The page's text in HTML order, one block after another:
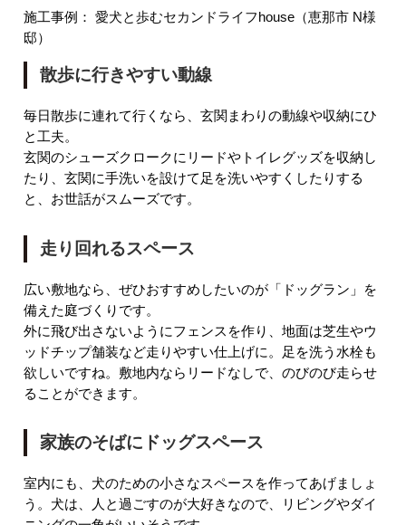
施工事例：愛犬と歩むセカンドライフhouse（恵那市 N様
邸）
散歩に行きやすい動線
毎日散歩に連れて行くなら、玄関まわりの動線や収納にひ
と工夫。
玄関のシューズクロークにリードやトイレグッズを収納し
たり、玄関に手洗いを設けて足を洗いやすくしたりする
と、お世話がスムーズです。
走り回れるスペース
広い敷地なら、ぜひおすすめしたいのが「ドッグラン」を
備えた庭づくりです。
外に飛び出さないようにフェンスを作り、地面は芝生やウ
ッドチップ舗装など走りやすい仕上げに。足を洗う水栓も
欲しいですね。敷地内ならリードなしで、のびのび走らせ
ることができます。
家族のそばにドッグスペース
室内にも、犬のための小さなスペースを作ってあげましょ
う。犬は、人と過ごすのが大好きなので、リビングやダイ